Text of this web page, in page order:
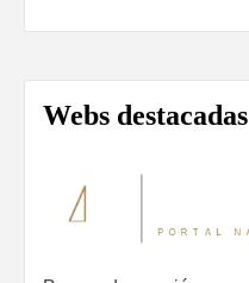
Webs destacadas